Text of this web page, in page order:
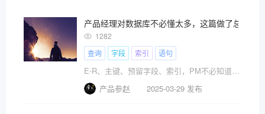
产品经理对数据库不必懂太多，这篇做了总结
1282
查询
字段 索引 语句
E-R、主键、预留字段、索引，PM不必知道太多
产品参赵
2025-03-29 发布